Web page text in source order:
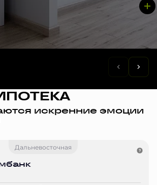
искренние эмоции
Дальневосточная